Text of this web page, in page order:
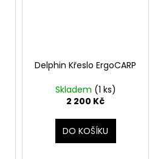
Delphin Křeslo ErgoCARP
Skladem (1 ks)
2 200 Kč
DO KOŠÍKU